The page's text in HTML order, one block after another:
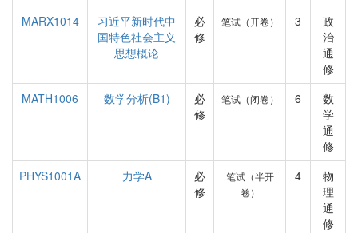
MARX1014
习近平新时代中
国特色社会主义
思想概论
必
修
笔试（开卷） 3
政
治
通
修
MATH1006
数学分析(B1)
必
修
笔试（闭卷） 6
数
学
通
修
PHYS1001A
力学A
必
修
笔试（半开
卷）
4
物
理
通
修